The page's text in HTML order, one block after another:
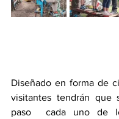
Diseñado en forma de
visitantes tendrán que
paso  cada uno de